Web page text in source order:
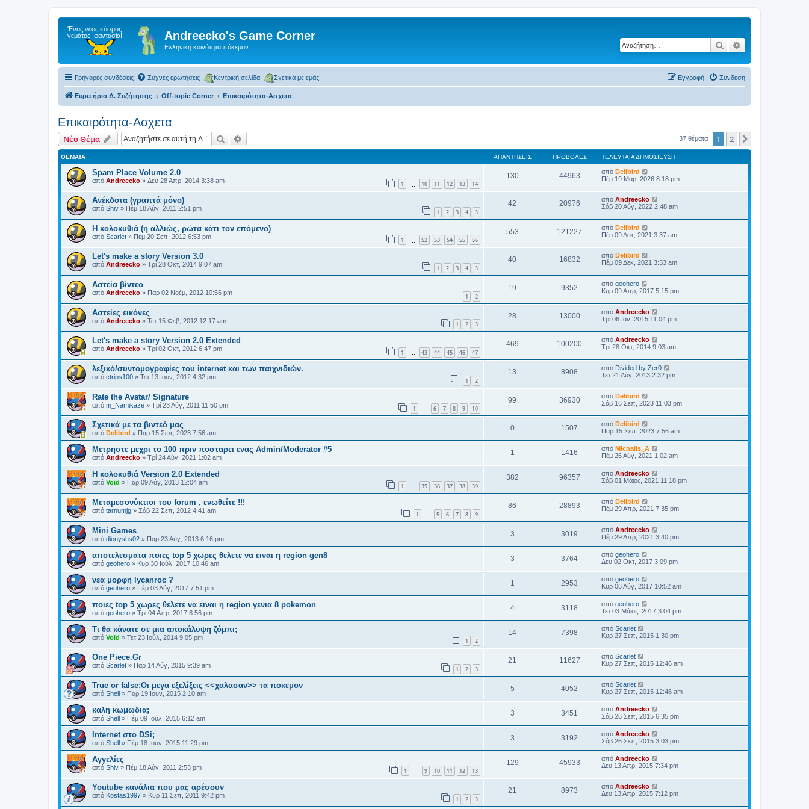
Andreecko's Game Corner
Ελληνική κοινότητα πόκεμον Αναζήτηση
Γρήγορες συνδέσεις Συχνές ερωτήσεις Κεντρική σελίδα Σχετικά με εμάς Σύνδεση
Εγγραφή
Ευρετήριο Δ. Συζήτησης Off-topic Corner Επικαιρότητα-Ασχετα
Επικαιρότητα-Ασχετα
Νέο Θέμα Αναζήτηση 37 θέματα 1 2
ΘΈΜΑΤΑ ΑΠΑΝΤΉΣΕΙΣ ΠΡΟΒΟΛΈΣ ΤΕΛΕΥΤΑΊΑ ΔΗΜΟΣΊΕΥΣΗ
Spam Place Volume 2.0
από Andreecko » Δευ 28 Απρ, 2014 3:38 am 1 10 11 12 13 14
130 44963 από Delibird
Πέμ 19 Μαρ, 2026 8:18 pm
Ανέκδοτα (γραπτά μόνο)
από Shiv » Πέμ 18 Αύγ, 2011 2:51 pm 1 2 3 4 5
42 20976 από Andreecko
Σάβ 20 Αύγ, 2022 2:48 am
Η κολοκυθιά (η αλλιώς, ρώτα κάτι τον επόμενο)
από Scarlet » Πέμ 20 Σεπ, 2012 6:53 pm 1 52 53 54 55 56
553 121227 από Delibird
Πέμ 09 Δεκ, 2021 3:37 am
Let's make a story Version 3.0
από Andreecko » Τρί 28 Οκτ, 2014 9:07 am 1 2 3 4 5
40 16832 από Delibird
Πέμ 09 Δεκ, 2021 3:33 am
Αστεία βίντεο
από Andreecko » Παρ 02 Νοέμ, 2012 10:56 pm 1 2
19 9352 από geohero
Κυρ 09 Απρ, 2017 5:15 pm
Αστείες εικόνες
από Andreecko » Τετ 15 Φεβ, 2012 12:17 am 1 2 3
28 13000 από Andreecko
Τρί 06 Ιαν, 2015 11:04 pm
Let's make a story Version 2.0 Extended
από Andreecko » Τρί 02 Οκτ, 2012 6:47 pm 1 … 43 44 45 46 47
469 100200 από Andreecko
Τρί 28 Οκτ, 2014 9:03 am
λεξικό/συντομογραφίες του internet και των παιχνιδιών.
από ctrips100 » Τετ 13 Ιουν, 2012 4:32 pm 1 2
13 8908 από Divided by Zer0
Τετ 21 Αύγ, 2013 2:32 pm
Rate the Avatar/ Signature
από m_Namikaze » Τρί 23 Αύγ, 2011 11:50 pm 1 6 7 8 9 10
99 36930 από Delibird
Σάβ 16 Σεπ, 2023 11:03 pm
Σχετικά με τα βιντεό μας
από Delibird » Παρ 15 Σεπ, 2023 7:56 am
0 1507 από Delibird
Παρ 15 Σεπ, 2023 7:56 am
Μετρηστε μεχρι το 100 πριν ποσταρει ενας Admin/Moderator #5
από Andreecko » Τρί 24 Αύγ, 2021 1:02 am
1 1416 από Michalis_A
Πέμ 26 Αύγ, 2021 1:02 am
Η κολοκυθιά Version 2.0 Extended
από Void » Παρ 09 Αύγ, 2013 12:04 am 1 … 35 36 37 38 39
382 96357 από Andreecko
Σάβ 01 Μάιος, 2021 11:18 pm
Μεταμεσονύκτιοι του forum , ενωθείτε !!!
από tarnumjg » Σάβ 22 Σεπ, 2012 4:41 am 1 … 5 6 7 8 9
86 28893 από Delibird
Πέμ 29 Απρ, 2021 7:35 pm
Mini Games
από dionyshs02 » Παρ 23 Αύγ, 2013 6:16 pm
3 3019 από Andreecko
Πέμ 29 Απρ, 2021 3:40 pm
αποτελεσματα ποιες top 5 χωρες θελετε να ειναι η region gen8
από geohero » Κυρ 30 Ιούλ, 2017 10:46 am
3 3764 από geohero
Δευ 02 Οκτ, 2017 3:09 pm
νεα μορφη lycanroc ?
από geohero » Πέμ 03 Αύγ, 2017 7:51 pm
1 2953 από geohero
Κυρ 06 Αύγ, 2017 10:52 am
ποιες top 5 χωρες θελετε να ειναι η region γενια 8 pokemon
από geohero » Τρί 04 Απρ, 2017 8:56 pm
4 3118 από geohero
Τετ 03 Μάιος, 2017 3:04 pm
Τι θα κάνατε σε μια αποκάλυψη ζόμπι;
από Void » Τετ 23 Ιούλ, 2014 9:05 pm 1 2
14 7398 από Scarlet
Κυρ 27 Σεπ, 2015 1:30 pm
One Piece.Gr
από Scarlet » Παρ 14 Αύγ, 2015 9:39 am 1 2 3
21 11627 από Scarlet
Κυρ 27 Σεπ, 2015 12:46 am
True or false;Οι μεγα εξελίξεις <<χαλασαν>> τα ποκεμον
από Shell » Παρ 19 Ιουν, 2015 2:10 am
5 4052 από Scarlet
Κυρ 27 Σεπ, 2015 12:46 am
καλη κωμωδια;
από Shell » Πέμ 09 Ιούλ, 2015 6:12 am
3 3451 από Andreecko
Σάβ 26 Σεπ, 2015 6:35 pm
Internet στο DSi;
από Shell » Πέμ 18 Ιουν, 2015 11:29 pm
3 3192 από Andreecko
Σάβ 26 Σεπ, 2015 3:03 pm
Αγγελίες
από Shiv » Πέμ 18 Αύγ, 2011 2:53 pm 1 9 10 11 12 13
129 45933 από Andreecko
Δευ 13 Απρ, 2015 7:34 pm
Youtube κανάλια που μας αρέσουν
από Kostas1997 » Κυρ 11 Σεπ, 2011 9:42 pm 1 2 3
21 8973 από Andreecko
Δευ 13 Απρ, 2015 7:12 pm